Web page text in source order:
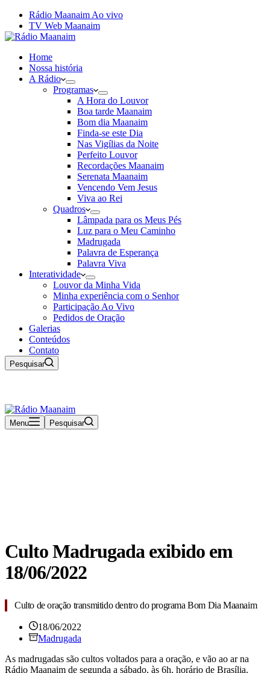
Rádio Maanaim Ao vivo
TV Web Maanaim
Home
Nossa história
A Rádio
Programas
A Hora do Louvor
Boa tarde Maanaim
Bom dia Maanaim
Finda-se este Dia
Nas Vigílias da Noite
Perfeito Louvor
Recordações Maanaim
Serenata Maanaim
Vencendo Vem Jesus
Viva ao Rei
Quadros
Lâmpada para os Meus Pés
Luz para o Meu Caminho
Madrugada
Palavra de Esperança
Palavra Viva
Interatividade
Louvor da Minha Vida
Minha experiência com o Senhor
Participação Ao Vivo
Pedidos de Oração
Galerias
Conteúdos
Contato
Pesquisar
Menu
Pesquisar
Culto Madrugada exibido em
18/06/2022
Culto de oração transmitido dentro do programa Bom Dia Maanaim
18/06/2022
Madrugada
As madrugadas são cultos voltados para a oração, e vão ao ar na
Rádio Maanaim de segunda a sábado, às 6h, horário de Brasília.